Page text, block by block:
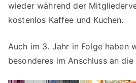
wieder während der
kostenlos Kaffee und Kuchen.
Auch im 3. Jahr in Folge haben
besonderes im Anschluss an